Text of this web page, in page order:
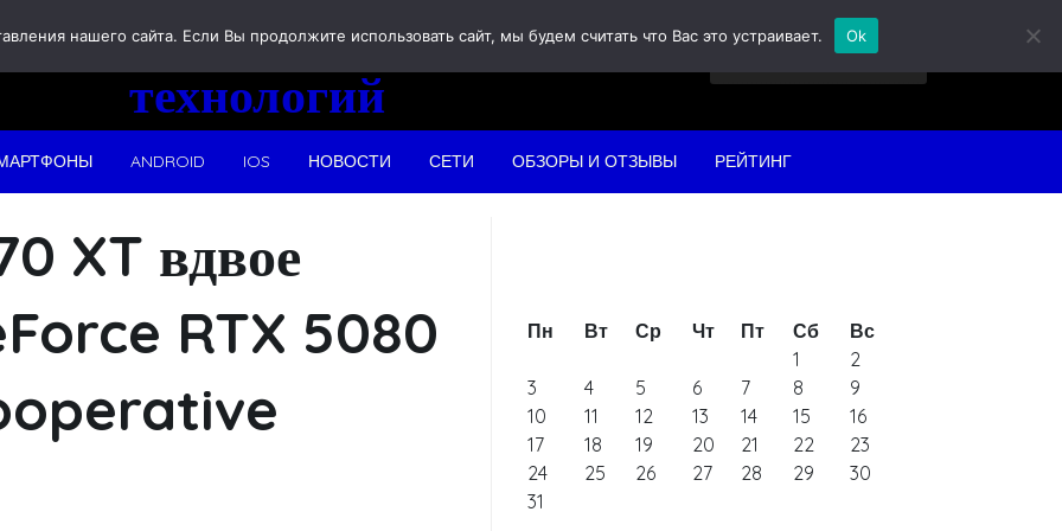
Новости
технологий
ANDROID IOS НОВОСТИ СЕТИ ОБЗОРЫ И ОТЗЫВЫ РЕЙТИНГ
XT вдвое
RTX 5080
Пн Вт Ср Чт Пт Сб
Вс
1
2
3
4 5 6 7 8
9
10
11 12 13 14 15
16
17
18 19 20 21 22
23
24
25 26 27 28 29
30
31
нашего сайта. Если Вы продолжите использовать сайт, мы будем считать что Вас это устраивает. Ok